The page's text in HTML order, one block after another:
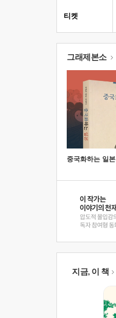
티켓
그래제본소
중국화하는 일본
지금, 이 책